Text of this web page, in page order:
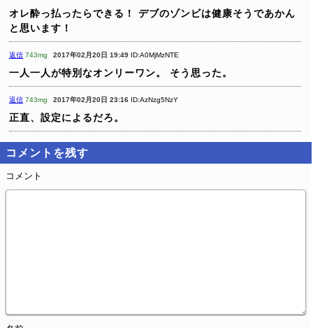
オレ酔っ払ったらできる！ デブのゾンビは健康そうであかん
と思います！
返信 743mg 2017年02月20日 19:49 ID:A0MjMzNTE
一人一人が特別なオンリーワン。 そう思った。
返信 743mg 2017年02月20日 23:16 ID:AzNzg5NzY
正直、設定によるだろ。
コメントを残す
コメント